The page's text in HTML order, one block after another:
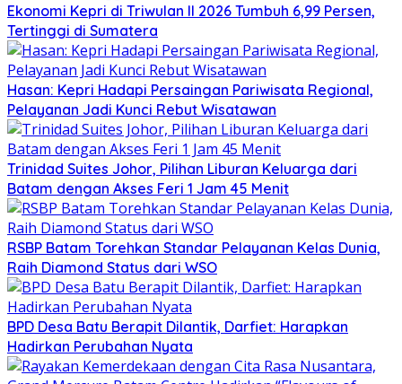
Ekonomi Kepri di Triwulan II 2026 Tumbuh 6,99 Persen,
Tertinggi di Sumatera
Hasan: Kepri Hadapi Persaingan Pariwisata Regional,
Pelayanan Jadi Kunci Rebut Wisatawan
Trinidad Suites Johor, Pilihan Liburan Keluarga dari
Batam dengan Akses Feri 1 Jam 45 Menit
RSBP Batam Torehkan Standar Pelayanan Kelas Dunia,
Raih Diamond Status dari WSO
BPD Desa Batu Berapit Dilantik, Darfiet: Harapkan
Hadirkan Perubahan Nyata